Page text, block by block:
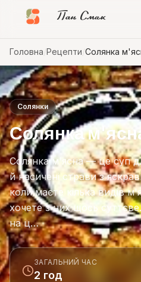
Пан Смак
Головна Рецепти Солянка
Солянки
Солянка
Солянка м'ясна — це суп
й насичені страви з
коли маєте кілька видів
хочете з них щось
на ц…
ЗАГАЛЬНИЙ ЧАС
2 год